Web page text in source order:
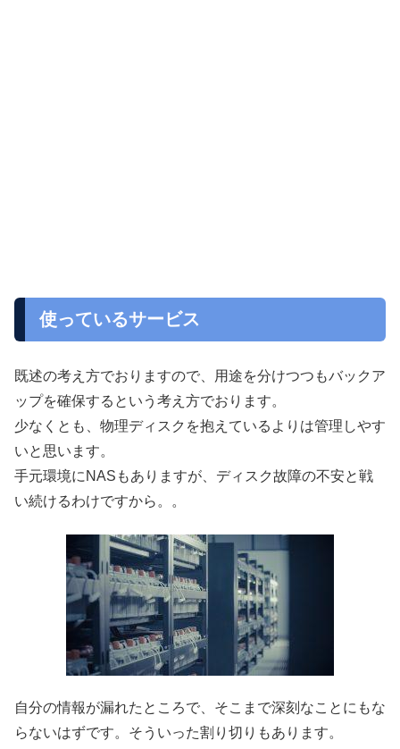
使っているサービス
既述の考え方でおりますので、用途を分けつつもバックア
ップを確保するという考え方でおります。
少なくとも、物理ディスクを抱えているよりは管理しやす
いと思います。
手元環境にNASもありますが、ディスク故障の不安と戦
い続けるわけですから。。
自分の情報が漏れたところで、そこまで深刻なことにもな
らないはずです。そういった割り切りもあります。